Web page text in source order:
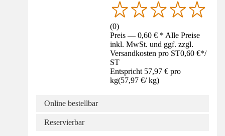
(0)
Preis — 0,60 € * Alle Preise
inkl. MwSt. und ggf. zzgl.
Versandkosten pro ST0,60 €*/
ST
Entspricht 57,97 € pro
kg(57,97 €/ kg)
Online bestellbar
Reservierbar